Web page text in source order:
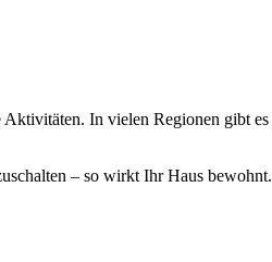
Aktivitäten. In vielen Regionen gibt es
– so wirkt Ihr Haus bewohnt.